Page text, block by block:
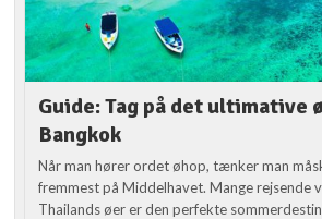
Guide: Tag på det ultimative
Bangkok
Når man hører ordet øhop, tænker man
fremmest på Middelhavet. Mange rejsende
Thailands øer er den perfekte